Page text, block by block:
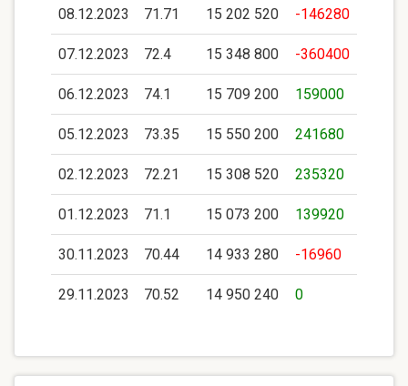
08.12.2023 71.71 15 202 520 -146280
07.12.2023 72.4 15 348 800 -360400
06.12.2023 74.1 15 709 200 159000
05.12.2023 73.35 15 550 200 241680
02.12.2023 72.21 15 308 520 235320
01.12.2023 71.1 15 073 200 139920
30.11.2023 70.44 14 933 280 -16960
29.11.2023 70.52 14 950 240 0